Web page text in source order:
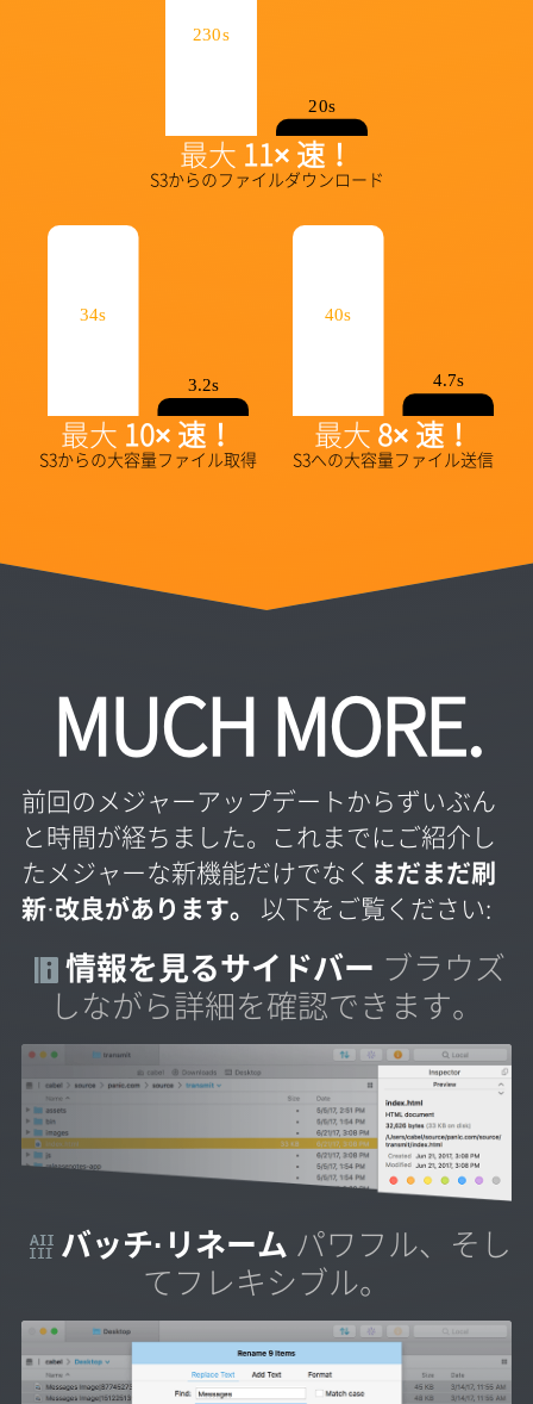
230s
20s
最大 11× 速！
S3からのファイルダウンロード
34s
3.2s
最大 10× 速！
S3からの大容量ファイル取得
40s
4.7s
最大 8× 速！
S3への大容量ファイル送信
MUCH MORE.
前回のメジャーアップデートからずいぶん
と時間が経ちました。これまでにご紹介し
たメジャーな新機能だけでなく まだまだ刷
新·改良があります。
以下をご覧ください:
情報を見るサイドバー ブラウズ
しながら詳細を確認できます。
バッチ·リネーム パワフル、そし
てフレキシブル。